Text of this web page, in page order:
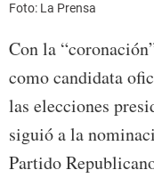
Foto: La Prensa
Con la
como candidata
las elecciones
siguió a la
Partido